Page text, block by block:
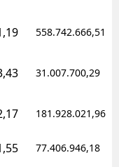
558.742.666,51
31.007.700,29
181.928.021,96
77.406.946,18